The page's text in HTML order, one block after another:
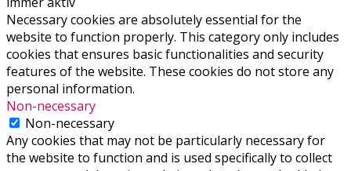
Necessary cookies are absolutely essential for the
website to function properly. This category only includes
cookies that ensures basic functionalities and security
features of the website. These cookies do not store any
personal information.
Non-necessary
Non-necessary
Any cookies that may not be particularly necessary for
the website to function and is used specifically to collect